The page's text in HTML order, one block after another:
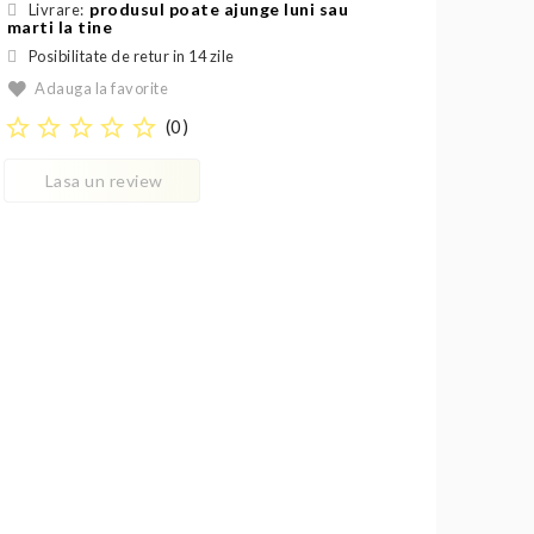
Livrare: produsul poate ajunge luni sau
marti la tine
Posibilitate de retur in 14 zile
Adauga la favorite
star_border star_border star_border star_border star_border (0)
Lasa un review